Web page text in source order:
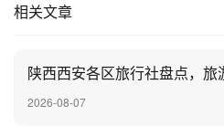
相关文章
陕西西安各区旅行社盘点，
2026-08-07